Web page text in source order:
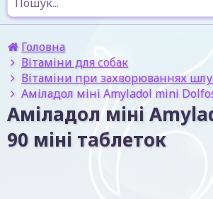
Головна
Вітаміни для собак
Вітаміни при захворюваннях
Аміладол міні Amyladol mini
Аміладол міні
90 міні таблеток